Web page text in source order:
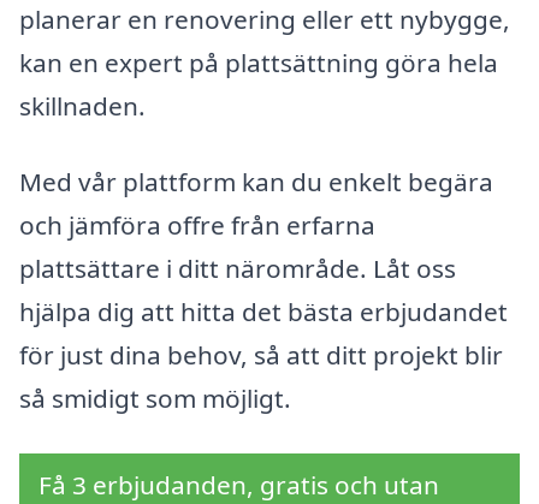
planerar en renovering eller ett nybygge,
kan en expert på plattsättning göra hela
skillnaden.
Med vår plattform kan du enkelt begära
och jämföra offre från erfarna
plattsättare i ditt närområde. Låt oss
hjälpa dig att hitta det bästa erbjudandet
för just dina behov, så att ditt projekt blir
så smidigt som möjligt.
Få 3 erbjudanden, gratis och utan